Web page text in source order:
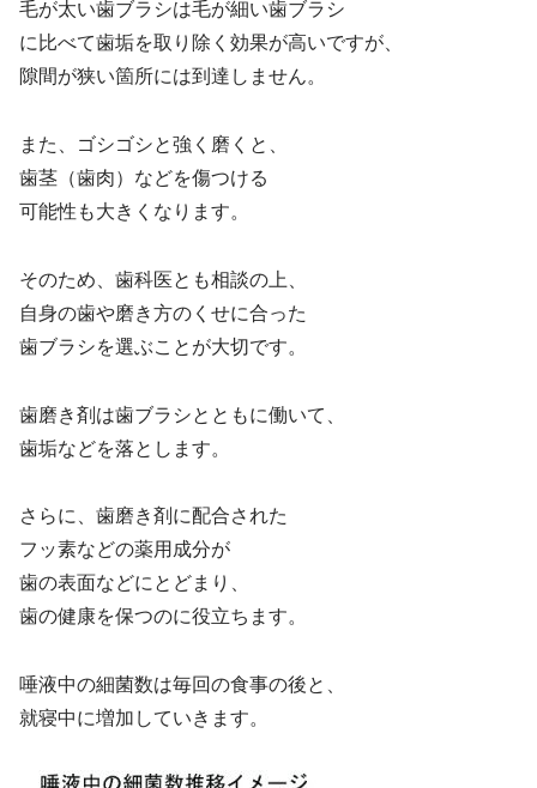
毛が太い歯ブラシは毛が細い歯ブラシ
に比べて歯垢を取り除く効果が高いですが、
隙間が狭い箇所には到達しません。
また、ゴシゴシと強く磨くと、
歯茎（歯肉）などを傷つける
可能性も大きくなります。
そのため、歯科医とも相談の上、
自身の歯や磨き方のくせに合った
歯ブラシを選ぶことが大切です。
歯磨き剤は歯ブラシとともに働いて、
歯垢などを落とします。
さらに、歯磨き剤に配合された
フッ素などの薬用成分が
歯の表面などにとどまり、
歯の健康を保つのに役立ちます。
唾液中の細菌数は毎回の食事の後と、
就寝中に増加していきます。